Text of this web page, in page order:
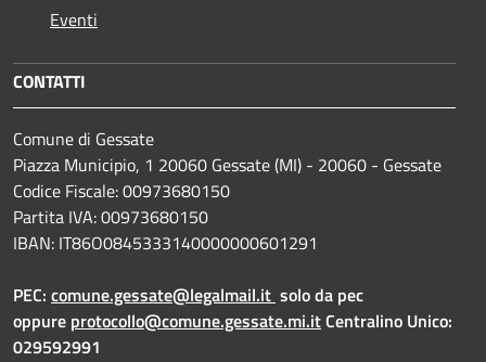
Eventi
CONTATTI
Comune di Gessate
Piazza Municipio, 1 20060 Gessate (MI) - 20060 - Gessate
Codice Fiscale: 00973680150
Partita IVA: 00973680150
IBAN: IT86O0845333140000000601291
PEC: comune.gessate@legalmail.it solo da pec
oppure protocollo@comune.gessate.mi.itCentralino Unico:
029592991